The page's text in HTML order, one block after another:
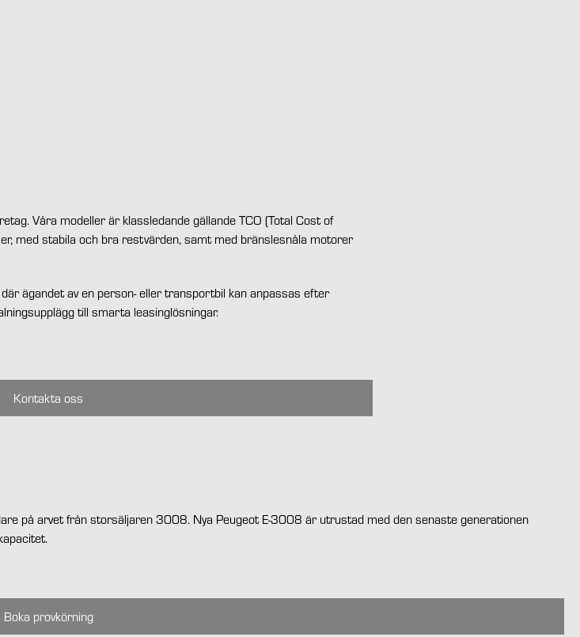
Våra modeller är klassledande gällande TCO (Total Cost of
med stabila och bra restvärden, samt med bränslesnåla motorer
ägandet av en person- eller transportbil kan anpassas efter
till smarta leasinglösningar.
Kontakta oss
på arvet från storsäljaren 3008. Nya Peugeot E-3008 är utrustad med den senaste generationen
Boka provkörning